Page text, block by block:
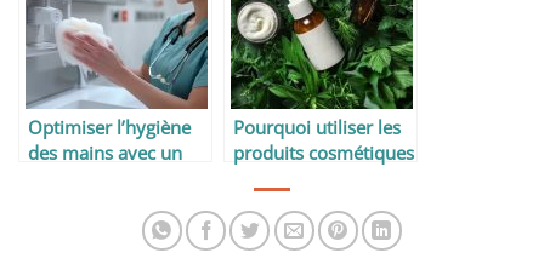
Optimiser l’hygiène
des mains avec un
Pourquoi utiliser les
produits cosmétiques